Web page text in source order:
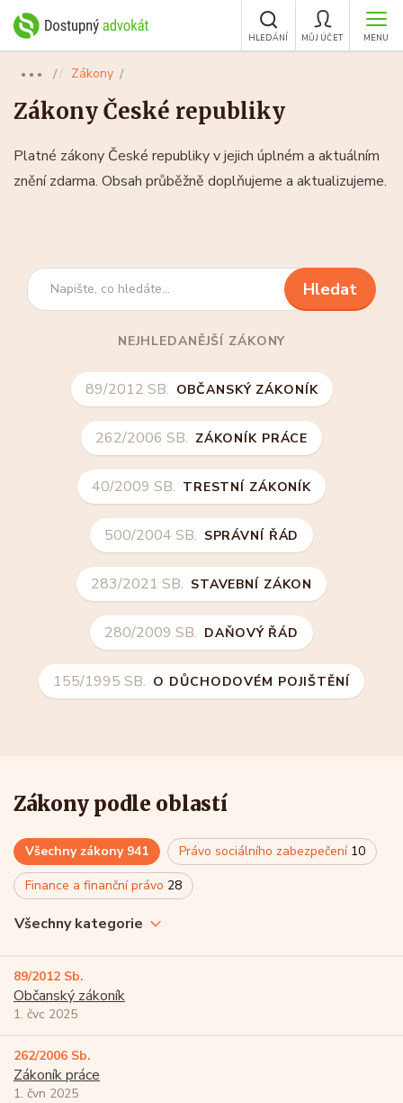
MENU
MŮJ ÚČET
HLEDÁNÍ
●●● Zákony
Zákony České republiky
Platné zákony České republiky v jejich úplném a aktuálním
znění zdarma. Obsah průběžně doplňujeme a aktualizujeme.
Hledat
NEJHLEDANĚJŠÍ ZÁKONY
89/2012 SB. OBČANSKÝ ZÁKONÍK
262/2006 SB. ZÁKONÍK PRÁCE
40/2009 SB. TRESTNÍ ZÁKONÍK
500/2004 SB. SPRÁVNÍ ŘÁD
283/2021 SB. STAVEBNÍ ZÁKON
280/2009 SB. DAŇOVÝ ŘÁD
155/1995 SB. O DŮCHODOVÉM POJIŠTĚNÍ
Zákony podle oblastí
Všechny zákony 941 Právo sociálního zabezpečení 10
Finance a finanční právo 28
Všechny kategorie
89/2012 Sb.
Občanský zákoník
1. čvc 2025
262/2006 Sb.
Zákoník práce
1. čvn 2025